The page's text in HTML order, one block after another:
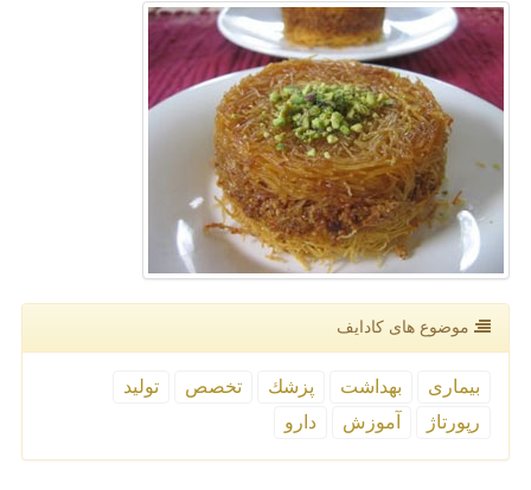
موضوع های كادایف
بیماری بهداشت پزشك تخصص
تولید
رپورتاژ
آموزش دارو